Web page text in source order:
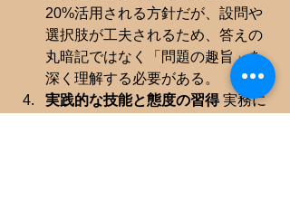
20%活用される方針だが、設問や
選択肢が工夫されるため、答えの
丸暗記ではなく「問題の趣旨」を
深く理解する必要がある。
実践的な技能と態度の習得 実務に